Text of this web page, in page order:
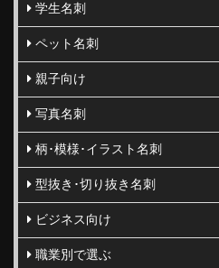
学生名刺
ペット名刺
親子向け
写真名刺
柄･模様･イラスト名刺
型抜き･切り抜き名刺
ビジネス向け
職業別で選ぶ